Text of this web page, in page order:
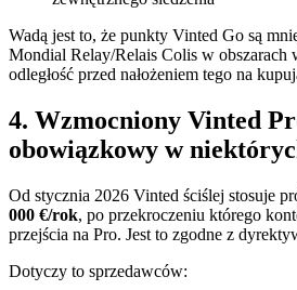
Wadą jest to, że punkty Vinted Go są
Mondial Relay/Relais Colis w obszarach
odległość przed nałożeniem tego na
4. Wzmocniony Vinted
obowiązkowy w
Od stycznia 2026 Vinted ściślej stosuje
000 €/rok, po przekroczeniu którego
przejścia na Pro. Jest to zgodne z
Dotyczy to sprzedawców: